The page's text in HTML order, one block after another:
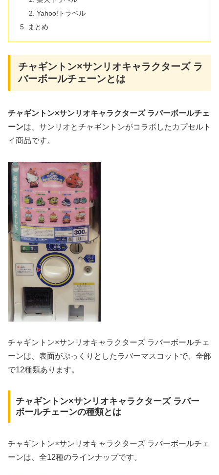
Yahoo!トラベル
まとめ
チャギントン×サンリオキャラクターズ ラ
バーボールチェーンとは
チャギントン×サンリオキャラクターズ ラバーボールチェ
ーンは、サンリオとチャギントンがコラボしたカプセルト
イ商品です。
チャギントン×サンリオキャラクターズ ラバーボールチェ
ーンは、表面がぷっくりとしたラバーマスコットで、全部
で12種類あります。
チャギントン×サンリオキャラクターズ ラバー
ボールチェーンの種類とは
チャギントン×サンリオキャラクターズ ラバーボールチェ
ーンは、全12種のラインナップです。